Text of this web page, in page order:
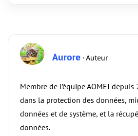
Aurore · Auteur
Membre de l’équipe AOMEI
dans la protection des données,
données et de système, et la
données.